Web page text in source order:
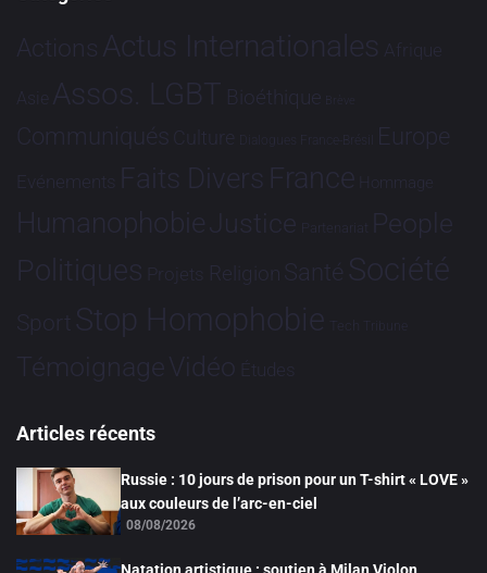
Actions Actus Internationales Afrique
Asie Assos. LGBT Bioéthique Brève
Communiqués Culture Dialogues France-Brésil Europe
Evénements Faits Divers France Hommage
HumanophobieJustice Partenariat People
Politiques Projets Religion Santé Société
Sport Stop Homophobie Tech Tribune
TémoignageVidéo Études
Articles récents
Russie : 10 jours de prison pour un T-shirt « LOVE »
aux couleurs de l’arc-en-ciel
08/08/2026